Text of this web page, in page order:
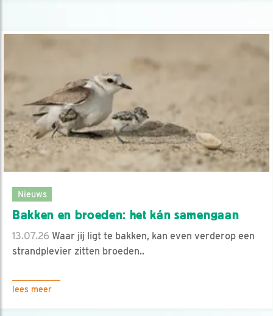
Nieuws
Bakken en broeden: het kán samengaan
13.07.26 Waar jij ligt te bakken, kan even verderop een
strandplevier zitten broeden..
lees meer